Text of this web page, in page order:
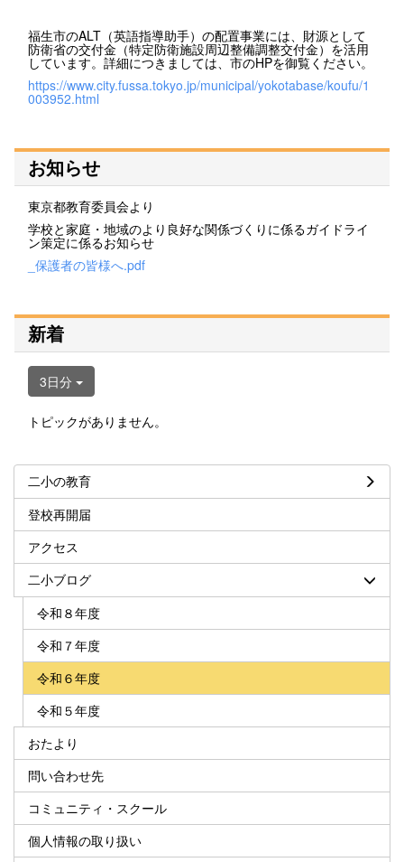
福生市のALT（英語指導助手）の配置事業には、財源として
防衛省の交付金（特定防衛施設周辺整備調整交付金）を活用
しています。詳細につきましては、市のHPを御覧ください。
https://www.city.fussa.tokyo.jp/municipal/yokotabase/koufu/1
003952.html
お知らせ
東京都教育委員会より
学校と家庭・地域のより良好な関係づくりに係るガイドライ
ン策定に係るお知らせ
_保護者の皆様へ.pdf
新着
3日分
トピックがありません。
二小の教育
登校再開届
アクセス
二小ブログ
令和８年度
令和７年度
令和６年度
令和５年度
おたより
問い合わせ先
コミュニティ・スクール
個人情報の取り扱い